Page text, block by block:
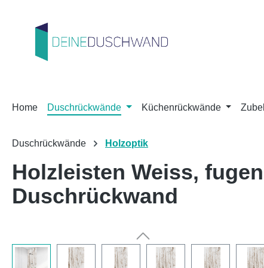
Home Duschrückwände Küchenrückwände
Duschrückwände Holzoptik
Holzleisten Weiss,
Duschrückwand